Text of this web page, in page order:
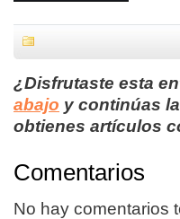
¿Disfrutaste esta
abajo y continúas
obtienes artículos
Comentarios
No hay comentarios